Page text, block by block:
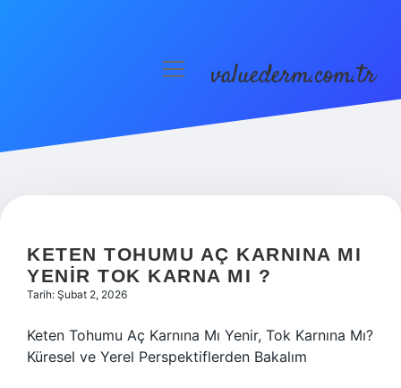
menüyüvaluederm.com.tr
KETEN TOHUMU AÇ KARNINA MI
YENIR TOK KARNA MI ?
Tarih: Şubat 2, 2026
Keten Tohumu Aç Karnına Mı Yenir, Tok Karnına Mı?
Küresel ve Yerel Perspektiflerden Bakalım